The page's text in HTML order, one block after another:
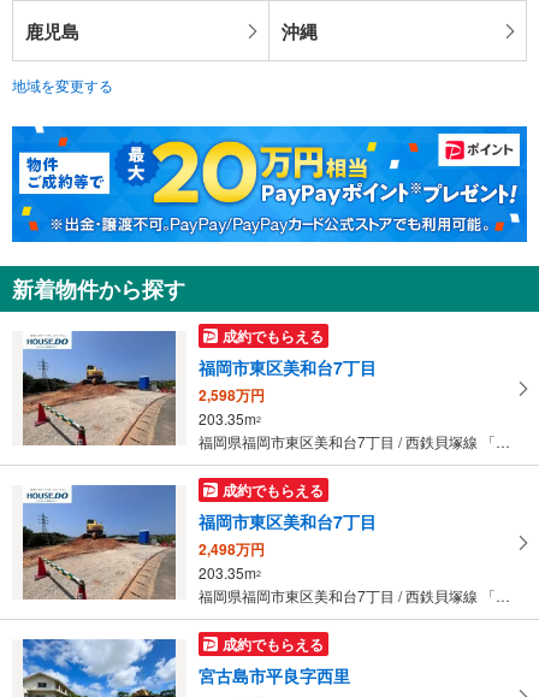
鹿児島 沖縄
地域を変更する
新着物件から探す
成約でもらえる
福岡市東区美和台7丁目
2,598万円
203.35m2
福岡県福岡市東区美和台7丁目 / 西鉄貝塚線 「三苫」駅 徒歩10分
成約でもらえる
福岡市東区美和台7丁目
2,498万円
203.35m2
福岡県福岡市東区美和台7丁目 / 西鉄貝塚線 「三苫」駅 徒歩10分
成約でもらえる
宮古島市平良字西里